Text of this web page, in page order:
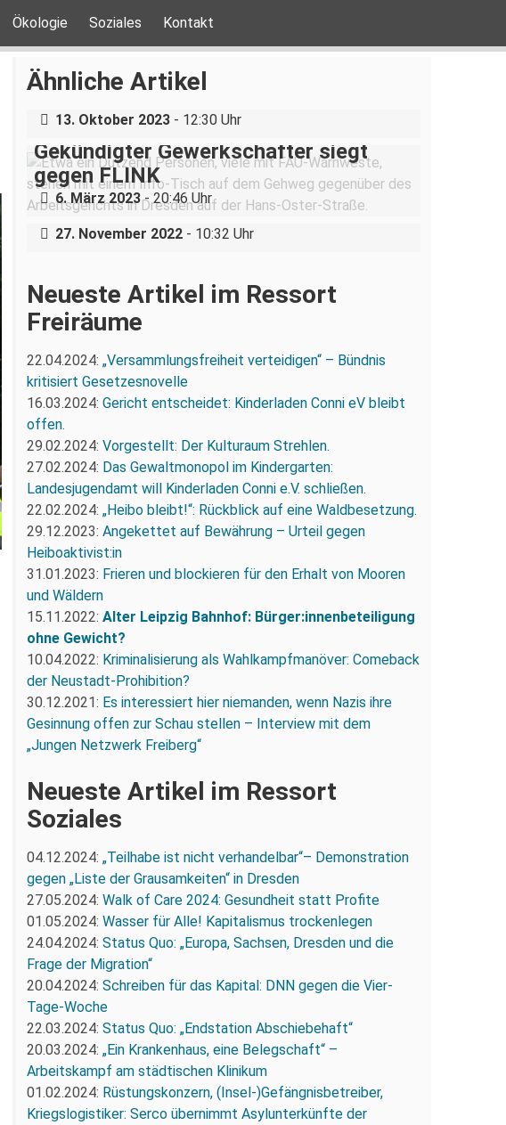
Ökologie Soziales Kontakt
Ähnliche Artikel
Antifaschist:innen blockieren
Veranstaltung der Jungen Alternative
in Dresden
13. Oktober 2023- 12:30 Uhr
Gekündigter Gewerkschafter siegt
gegen FLINK
6. März 2023- 20:46 Uhr
„Flink feuert schneller als du fahren
kannst“
27. November 2022- 10:32 Uhr
Neueste Artikel im Ressort
Freiräume
22.04.2024: „Versammlungsfreiheit verteidigen“ – Bündnis
kritisiert Gesetzesnovelle
16.03.2024: Gericht entscheidet: Kinderladen Conni eV bleibt
offen.
29.02.2024: Vorgestellt: Der Kulturaum Strehlen.
27.02.2024: Das Gewaltmonopol im Kindergarten:
Landesjugendamt will Kinderladen Conni e.V. schließen.
22.02.2024: „Heibo bleibt!“: Rückblick auf eine Waldbesetzung.
29.12.2023: Angekettet auf Bewährung – Urteil gegen
Heiboaktivist:in
31.01.2023: Frieren und blockieren für den Erhalt von Mooren
und Wäldern
15.11.2022: Alter Leipzig Bahnhof: Bürger:innenbeteiligung
ohne Gewicht?
10.04.2022: Kriminalisierung als Wahlkampfmanöver: Comeback
der Neustadt-Prohibition?
30.12.2021: Es interessiert hier niemanden, wenn Nazis ihre
Gesinnung offen zur Schau stellen – Interview mit dem
„Jungen Netzwerk Freiberg“
Neueste Artikel im Ressort
Soziales
04.12.2024: „Teilhabe ist nicht verhandelbar“– Demonstration
gegen „Liste der Grausamkeiten“ in Dresden
27.05.2024: Walk of Care 2024: Gesundheit statt Profite
01.05.2024: Wasser für Alle! Kapitalismus trockenlegen
24.04.2024: Status Quo: „Europa, Sachsen, Dresden und die
Frage der Migration“
20.04.2024: Schreiben für das Kapital: DNN gegen die Vier-
Tage-Woche
22.03.2024: Status Quo: „Endstation Abschiebehaft“
20.03.2024: „Ein Krankenhaus, eine Belegschaft“ –
Arbeitskampf am städtischen Klinikum
01.02.2024: Rüstungskonzern, (Insel-)Gefängnisbetreiber,
Kriegslogistiker: Serco übernimmt Asylunterkünfte der